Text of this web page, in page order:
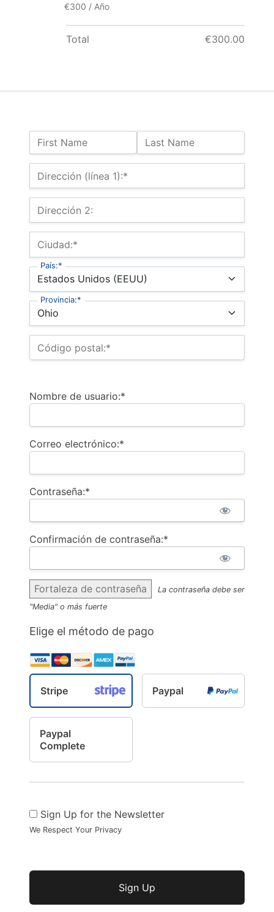
Nombre:
First Name Last Name
Billing Address
Dirección (línea 1):*
Dirección 2:
Ciudad:*
País:*
Provincia:*
Código postal:*
Nombre de usuario:*
Correo electrónico:*
Contraseña:*
Confirmación de contraseña:*
Fortaleza de contraseña
La contraseña debe ser
"Media" o más fuerte
Elige el método de pago
Stripe Paypal
Paypal
Complete
Sign Up for the Newsletter
We Respect Your Privacy
Sin valor
€300 / Año
Total €300.00